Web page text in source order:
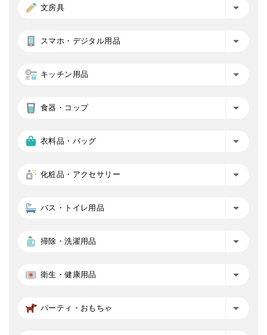
文房具
スマホ・デジタル用品
キッチン用品
食器・コップ
衣料品・バッグ
化粧品・アクセサリー
バス・トイレ用品
掃除・洗濯用品
衛生・健康用品
パーティ・おもちゃ